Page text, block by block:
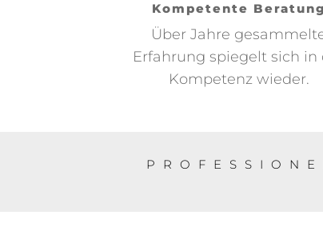
Kompetente Beratung
Über Jahre
Erfahrung spiegelt sich in
Kompetenz wieder.